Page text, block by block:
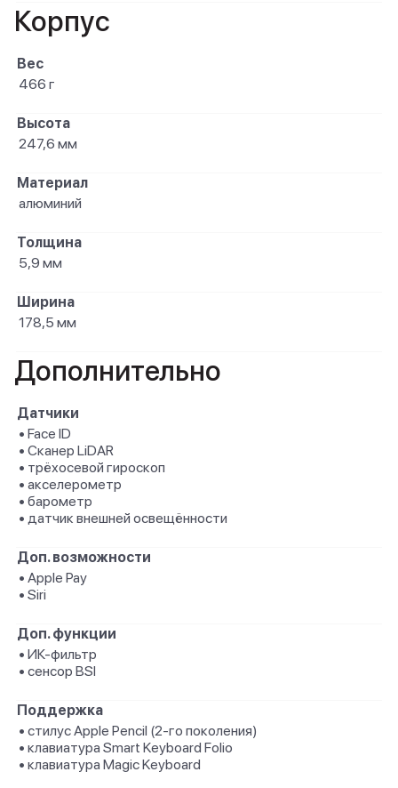
Корпус
Вес
466 г
Высота
247,6 мм
Материал
алюминий
Толщина
5,9 мм
Ширина
178,5 мм
Дополнительно
Датчики
• Face ID
• Сканер LiDAR
• трёхосевой гироскоп
• акселерометр
• барометр
• датчик внешней освещённости
Доп. возможности
• Apple Pay
• Siri
Доп. функции
• ИК-фильтр
• сенсор BSI
Поддержка
• стилус Apple Pencil (2‑го поколения)
• клавиатура Smart Keyboard Folio
• клавиатура Magic Keyboard